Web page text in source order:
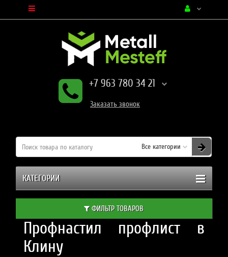
+7 963 780 34 21
Заказать звонок
Все категории
КАТЕГОРИИ
ФИЛЬТР ТОВАРОВ
Профнастил профлист в
Клину